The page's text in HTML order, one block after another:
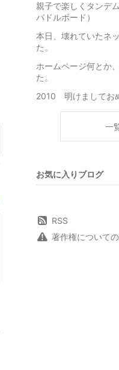
親子で楽しくタンデ
パドルボード）
本日、壊れていたネ
た。
ホームページ何とか
た。
2010 明けましてお
一
お気に入りブログ
RSS
著作権について